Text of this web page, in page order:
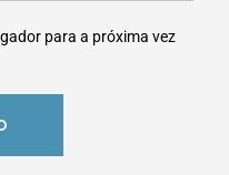
para a próxima vez